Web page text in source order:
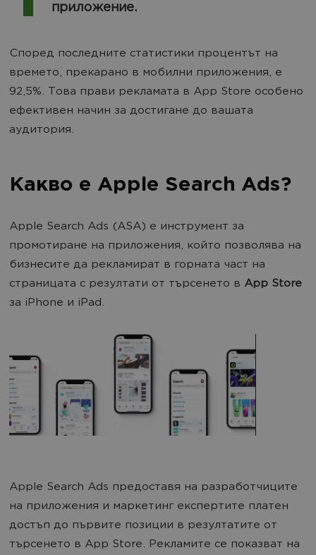
приложение.
Според последните статистики процентът на
времето, прекарано в мобилни приложения, е
92,5%. Това прави рекламата в App Store особено
ефективен начин за достигане до вашата
аудитория.
Какво е Apple Search Ads?
Apple Search Ads (ASA) е инструмент за
промотиране на приложения, който позволява на
бизнесите да рекламират в горната част на
страницата с резултати от търсенето в App Store
за iPhone и iPad.
Apple Search Ads предоставя на разработчиците
на приложения и маркетинг експертите платен
достъп до първите позиции в резултатите от
търсенето в App Store. Рекламите се показват на